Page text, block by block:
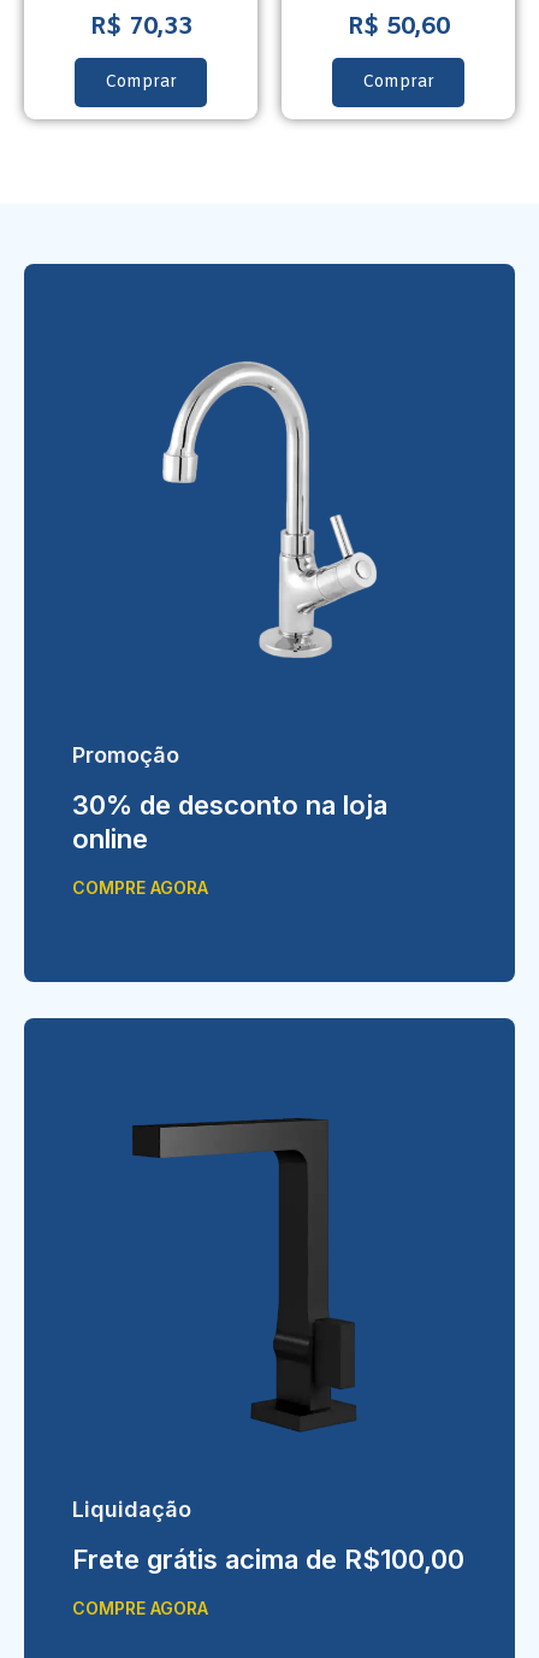
R$ 70,33
Comprar
R$ 50,60
Comprar
Promoção
30% de desconto na loja
online
COMPRE AGORA
Liquidação
Frete grátis acima de R$100,00
COMPRE AGORA